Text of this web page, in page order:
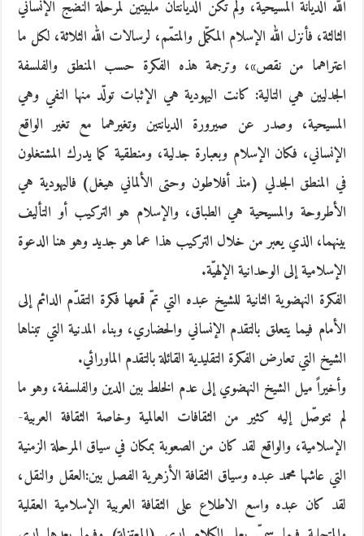
الله الديانة المسيحية، ولم تكن الديانتان ملبّيتين لمرحلة النضج الإنساني
الثالثة، فأنزل الله الإسلام المكمّل والمتمّم، لرسالات الله الثلاثة، لكل ما
اعتراهما من نقص»، وترجمة هذه الفكرة حسب المنطق والفلسفة
الجدليين هي التالية: كانت اليهودية هي الإثبات تولّد منها النفي وهي
المسيحية، وصدر عن صيرورة الديانتين وتغيرهما مع تغير الواقع
الإنساني، فكان الإسلام وبعبارة جدلية، ومنطقية كما يدرك المشتغلون
في المنطق الجدلي (منذ أفلاطون وحتى الألماني هيغل) فاليهودية هي
الأطروحة والمسيحية هي الطباق، والإسلام هو التركيب أو التأليف
بينهما، الذي يعبر من خلال التركيب هذا عما هو جديد وهو هنا الدعوة
الإسلامية إلى الوحدانية الإلهيّة.
الفكرة النهضوية الثانية للشيخ عبده التي تمّ قمعها فكرة التقدّم الدائم إلى
الأمام فيما يتعلق بالتقدم الإنساني والحضاري، وبناء المدنية التي تبناها
الشيخ التي تعارض الفكرة التقليدية القائلة بالتقدم الماورائي.
وأخيراً ميل الشيخ النهضوي إلى عدم الخلط بين الدين والفلسفة، وهو ما
لم تتوصّل إليه كثير من الثقافات العالمية وخاصة الثقافة العربية-
الإسلامية، والواقع لقد كان من الصعوبة بمكان في سياق المرحلة الزمنية
التي عاشها محمد عبده وسياق الثقافة الأزهرية الفصل بين:العقل والنقل،
لقد كان عبده واسع الاطلاع على الثقافة العربية الإسلامية العقلية